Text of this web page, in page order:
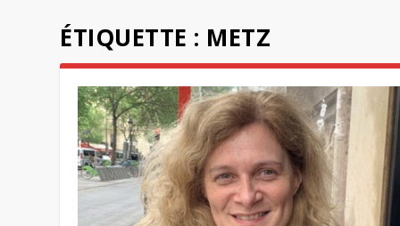
ÉTIQUETTE : METZ